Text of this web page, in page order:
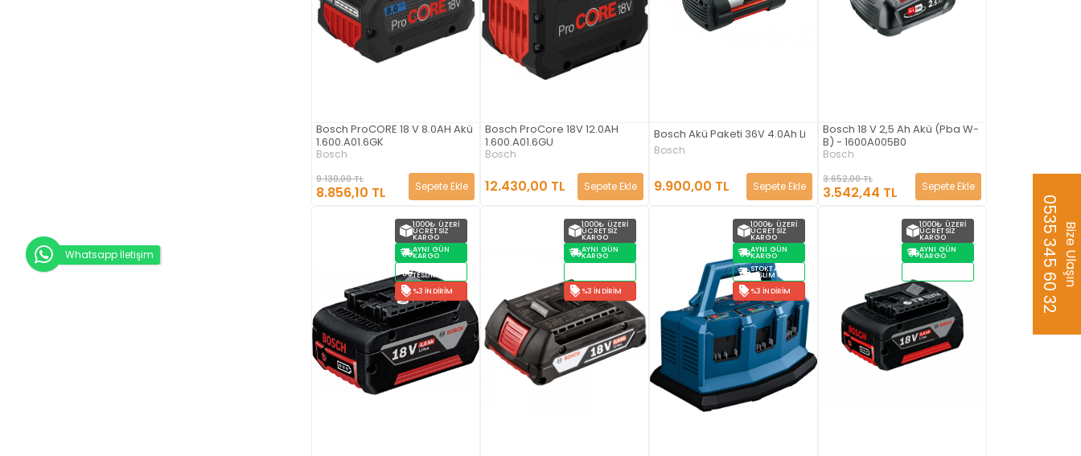
Bosch ProCORE 18 V 8.0AH Akü
1.600.A01.6GK
Bosch
9.130,00 TL
8.856,10 TL Sepete Ekle
Bosch ProCore 18V 12.0AH
1.600.A01.6GU
Bosch
12.430,00 TL Sepete Ekle
Bosch Akü Paketi 36V 4.0Ah Li
Bosch
9.900,00 TL Sepete Ekle
Bosch 18 V 2,5 Ah Akü (Pba W-
B) - 1600A005B0
Bosch
3.652,00 TL
3.542,44 TL Sepete Ekle
1000₺ ÜZERI
ÜCRETSIZ
KARGO
AYNI GÜN
KARGO
STOKTAN
TESLIM
%3 İNDIRIM
1000₺ ÜZERI
ÜCRETSIZ
KARGO
AYNI GÜN
KARGO
%3 İNDIRIM
1000₺ ÜZERI
ÜCRETSIZ
KARGO
AYNI GÜN
KARGO
STOKTAN
TESLIM
%3 İNDIRIM
1000₺ ÜZERI
ÜCRETSIZ
KARGO
AYNI GÜN
KARGO
Whatsapp İletişim Bize Ulaşın
0535 345 60 32